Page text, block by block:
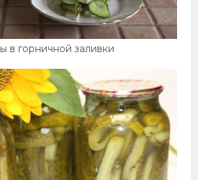
в горничной заливки